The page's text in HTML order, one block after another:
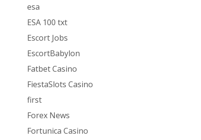
esa
ESA 100 txt
Escort Jobs
EscortBabylon
Fatbet Casino
FiestaSlots Casino
first
Forex News
Fortunica Casino